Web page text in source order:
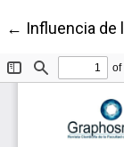
← Volver a los
Influencia de